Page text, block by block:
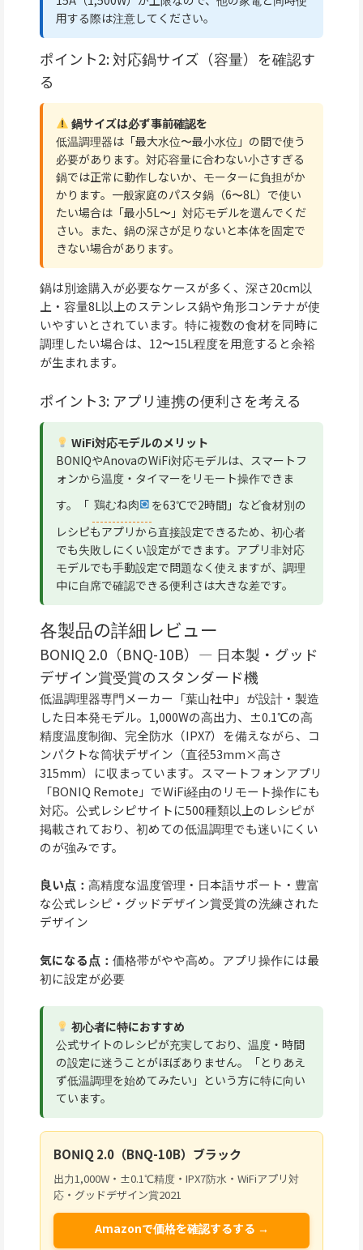
用する際は注意してください。
ポイント2: 対応鍋サイズ（容量）を確認す
る
鍋サイズは必ず事前確認を
低温調理器は「最大水位〜最小水位」の間で使う
必要があります。対応容量に合わない小さすぎる
鍋では正常に動作しないか、モーターに負担がか
かります。一般家庭のパスタ鍋（6〜8L）で使い
たい場合は「最小5L〜」対応モデルを選んでくだ
さい。また、鍋の深さが足りないと本体を固定で
きない場合があります。
鍋は別途購入が必要なケースが多く、深さ20cm以
上・容量8L以上のステンレス鍋や角形コンテナが使
いやすいとされています。特に複数の食材を同時に
調理したい場合は、12〜15L程度を用意すると余裕
が生まれます。
ポイント3: アプリ連携の便利さを考える
WiFi対応モデルのメリット
BONIQやAnovaのWiFi対応モデルは、スマートフ
ォンから温度・タイマーをリモート操作できま
す。「 鶏むね肉
を63℃で2時間」など食材別の
レシピもアプリから直接設定できるため、初心者
でも失敗しにくい設定ができます。アプリ非対応
モデルでも手動設定で問題なく使えますが、調理
中に自席で確認できる便利さは大きな差です。
各製品の詳細レビュー
BONIQ 2.0（BNQ-10B）— 日本製・グッド
デザイン賞受賞のスタンダード機
低温調理器専門メーカー「葉山社中」が設計・製造
した日本発モデル。1,000Wの高出力、±0.1℃の高
精度温度制御、完全防水（IPX7）を備えながら、コ
ンパクトな筒状デザイン（直径53mm×高さ
315mm）に収まっています。スマートフォンアプリ
「BONIQ Remote」でWiFi経由のリモート操作にも
対応。公式レシピサイトに500種類以上のレシピが
掲載されており、初めての低温調理でも迷いにくい
のが強みです。
良い点： 高精度な温度管理・日本語サポート・豊富
な公式レシピ・グッドデザイン賞受賞の洗練された
デザイン
気になる点： 価格帯がやや高め。アプリ操作には最
初に設定が必要
初心者に特におすすめ
公式サイトのレシピが充実しており、温度・時間
の設定に迷うことがほぼありません。「とりあえ
ず低温調理を始めてみたい」という方に特に向い
ています。
BONIQ 2.0（BNQ-10B）ブラック
出力1,000W・±0.1℃精度・IPX7防水・WiFiアプリ対
応・グッドデザイン賞2021
Amazonで価格を確認するする →